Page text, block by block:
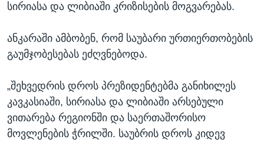
სირიასა და ლიბიაში კრიზისების მოგვარებას.
ანკარაში ამბობენ, რომ საუბარი ურთიერთობების
გაუმჯობესებას ეძღვნებოდა.
„შეხვედრის დროს პრეზიდენტებმა განიხილეს
კავკასიაში, სირიასა და ლიბიაში არსებული
ვითარება რეგიონში და საერთაშორისო
მოვლენების ჭრილში. საუბრის დროს კიდევ